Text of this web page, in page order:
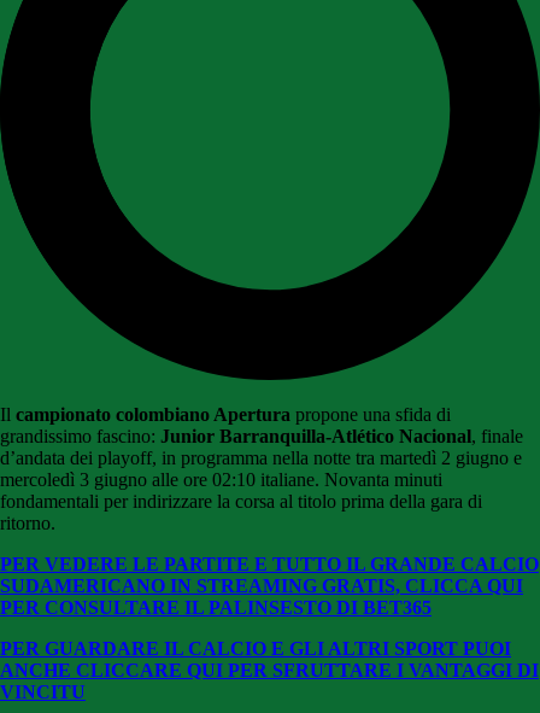
Il campionato colombiano Apertura propone una sfida di
grandissimo fascino: Junior Barranquilla-Atlético Nacional, finale
d’andata dei playoff, in programma nella notte tra martedì 2 giugno e
mercoledì 3 giugno alle ore 02:10 italiane. Novanta minuti
fondamentali per indirizzare la corsa al titolo prima della gara di
ritorno.
PER VEDERE LE PARTITE E TUTTO IL GRANDE CALCIO
SUDAMERICANO IN STREAMING GRATIS, CLICCA QUI
PER CONSULTARE IL PALINSESTO DI BET365
PER GUARDARE IL CALCIO E GLI ALTRI SPORT PUOI
ANCHE CLICCARE QUI PER SFRUTTARE I VANTAGGI DI
VINCITU